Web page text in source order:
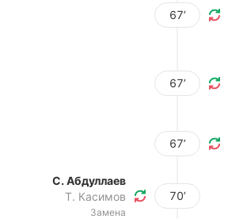
67’
67’
67’
С. Абдуллаев
Т. Касимов
Замена
70’